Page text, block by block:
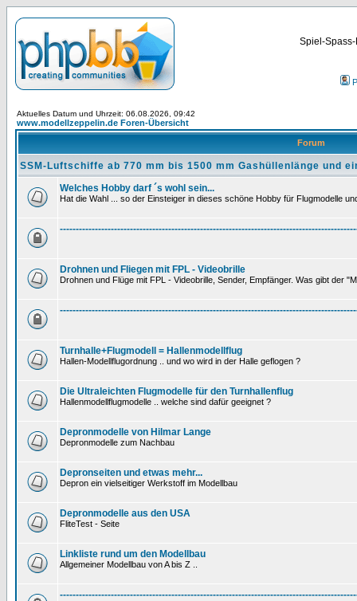
Spiel-
Aktuelles Datum und Uhrzeit: 06.08.2026, 09:42
www.modellzeppelin.de Foren-Übersicht
Forum
SSM-Luftschiffe ab 770 mm bis 1500 mm Gashüllenlänge und
Welches Hobby darf ´s wohl sein...
Hat die Wahl ... so der Einsteiger in dieses schöne Hobby für Flugmodelle
Drohnen und Fliegen mit FPL - Videobrille
Drohnen und Flüge mit FPL - Videobrille, Sender, Empfänger. Was gibt der
Turnhalle+Flugmodell = Hallenmodellflug
Hallen-Modellflugordnung .. und wo wird in der Halle geflogen ?
Die Ultraleichten Flugmodelle für den Turnhallenflug
Hallenmodellflugmodelle .. welche sind dafür geeignet ?
Depronmodelle von Hilmar Lange
Depronmodelle zum Nachbau
Depronseiten und etwas mehr...
Depron ein vielseitiger Werkstoff im Modellbau
Depronmodelle aus den USA
FliteTest - Seite
Linkliste rund um den Modellbau
Allgemeiner Modellbau von A bis Z ..